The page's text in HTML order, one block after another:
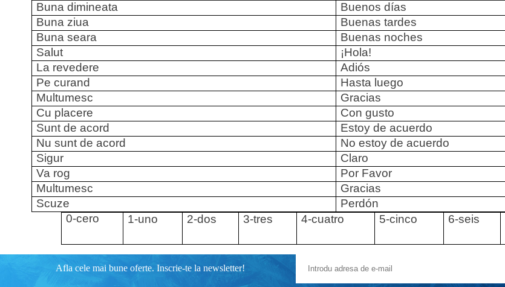
Buna dimineata
Buenos días
Buna ziua
Buenas tardes
Buna seara
Buenas noches
Salut
¡Hola!
La revedere
Adiós
Pe curand
Hasta luego
Multumesc
Gracias
Cu placere
Con gusto
Sunt de acord
Estoy de acuerdo
Nu sunt de acord
No estoy de acuerdo
Sigur
Claro
Va rog
Por Favor
Multumesc
Gracias
Scuze
Perdón
0-cero
1-uno 2-dos 3-tres 4-cuatro 5-cinco 6-seis
Afla cele mai bune oferte. Inscrie-te la newsletter!